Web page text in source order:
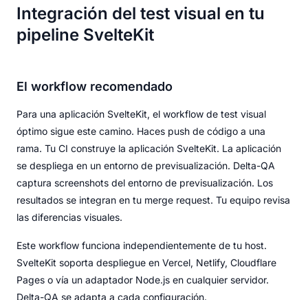
Integración del test visual en tu
pipeline SvelteKit
El workflow recomendado
Para una aplicación SvelteKit, el workflow de test visual
óptimo sigue este camino. Haces push de código a una
rama. Tu CI construye la aplicación SvelteKit. La aplicación
se despliega en un entorno de previsualización. Delta-QA
captura screenshots del entorno de previsualización. Los
resultados se integran en tu merge request. Tu equipo revisa
las diferencias visuales.
Este workflow funciona independientemente de tu host.
SvelteKit soporta despliegue en Vercel, Netlify, Cloudflare
Pages o vía un adaptador Node.js en cualquier servidor.
Delta-QA se adapta a cada configuración.